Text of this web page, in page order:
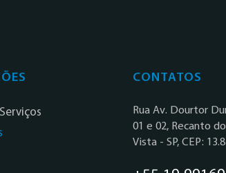
CONTATOS
Rua Av. Dourtor
01 e 02, Recanto
Vista - SP, CEP: